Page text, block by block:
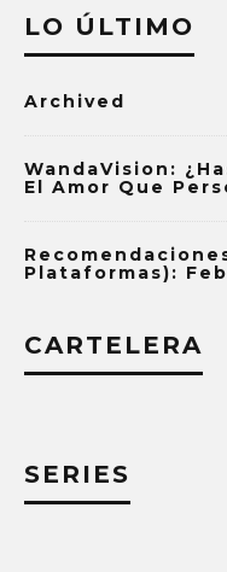
LO ÚLTIMO
Archived
WandaVision:
El Amor Que
Plataformas):
CARTELERA
SERIES